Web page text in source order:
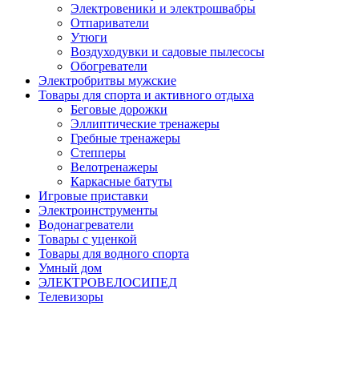
Электровеники и электрошвабры
Отпариватели
Утюги
Воздуходувки и садовые пылесосы
Обогреватели
Электробритвы мужские
Товары для спорта и активного отдыха
Беговые дорожки
Эллиптические тренажеры
Гребные тренажеры
Степперы
Велотренажеры
Каркасные батуты
Игровые приставки
Электроинструменты
Водонагреватели
Товары с уценкой
Товары для водного спорта
Умный дом
ЭЛЕКТРОВЕЛОСИПЕД
Телевизоры